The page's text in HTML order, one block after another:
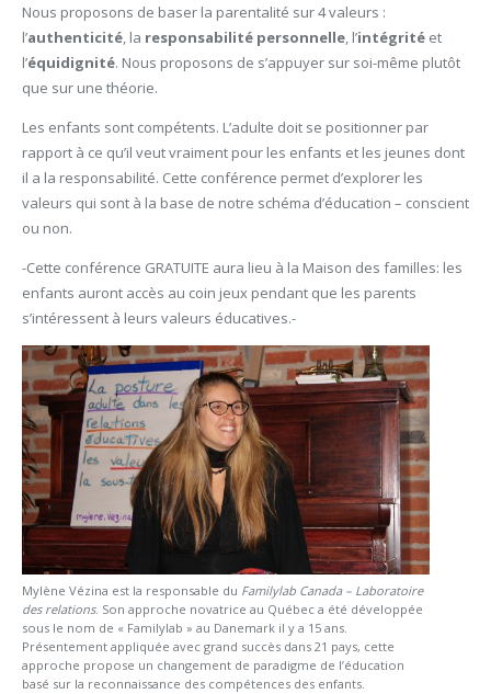
Nous proposons de baser la parentalité sur 4 valeurs :
l’authenticité, la responsabilité personnelle, l’intégritéet
l’équidignité. Nous proposons de s’appuyer sur soi-même plutôt
que sur une théorie.
Les enfants sont compétents. L’adulte doit se positionner par
rapport à ce qu’il veut vraiment pour les enfants et les jeunes dont
il a la responsabilité. Cette conférence permet d’explorer les
valeurs qui sont à la base de notre schéma d’éducation – conscient
ou non.
-Cette conférence GRATUITE aura lieu à la Maison des familles: les
enfants auront accès au coin jeux pendant que les parents
s’intéressent à leurs valeurs éducatives.-
Mylène Vézina est la responsable du Familylab Canada – Laboratoire
des relations. Son approche novatrice au Québec a été développée
sous le nom de « Familylab » au Danemark il y a 15 ans.
Présentement appliquée avec grand succès dans 21 pays, cette
approche propose un changement de paradigme de l’éducation
basé sur la reconnaissance des compétences des enfants.